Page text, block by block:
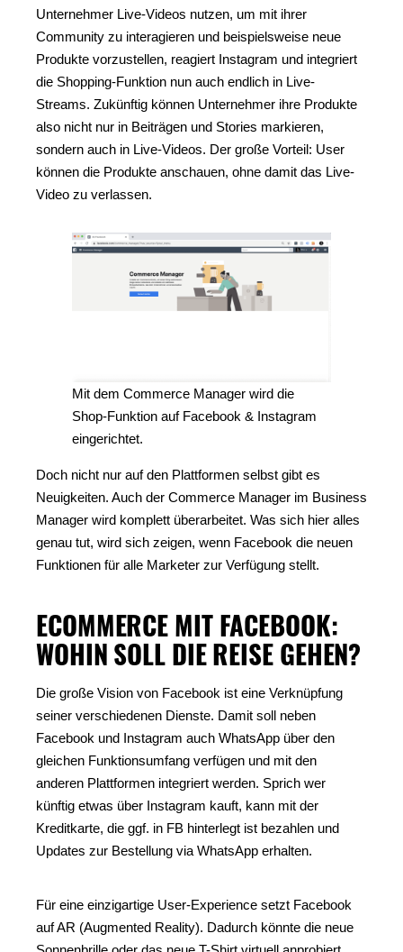
Unternehmer Live-Videos nutzen, um mit ihrer
Community zu interagieren und beispielsweise neue
Produkte vorzustellen, reagiert Instagram und integriert
die Shopping-Funktion nun auch endlich in Live-
Streams. Zukünftig können Unternehmer ihre Produkte
also nicht nur in Beiträgen und Stories markieren,
sondern auch in Live-Videos. Der große Vorteil: User
können die Produkte anschauen, ohne damit das Live-
Video zu verlassen.
Mit dem Commerce Manager wird die
Shop-Funktion auf Facebook & Instagram
eingerichtet.
Doch nicht nur auf den Plattformen selbst gibt es
Neuigkeiten. Auch der Commerce Manager im Business
Manager wird komplett überarbeitet. Was sich hier alles
genau tut, wird sich zeigen, wenn Facebook die neuen
Funktionen für alle Marketer zur Verfügung stellt.
ECOMMERCE MIT FACEBOOK:
WOHIN SOLL DIE REISE GEHEN?
Die große Vision von Facebook ist eine Verknüpfung
seiner verschiedenen Dienste. Damit soll neben
Facebook und Instagram auch WhatsApp über den
gleichen Funktionsumfang verfügen und mit den
anderen Plattformen integriert werden. Sprich wer
künftig etwas über Instagram kauft, kann mit der
Kreditkarte, die ggf. in FB hinterlegt ist bezahlen und
Updates zur Bestellung via WhatsApp erhalten.
Für eine einzigartige User-Experience setzt Facebook
auf AR (Augmented Reality). Dadurch könnte die neue